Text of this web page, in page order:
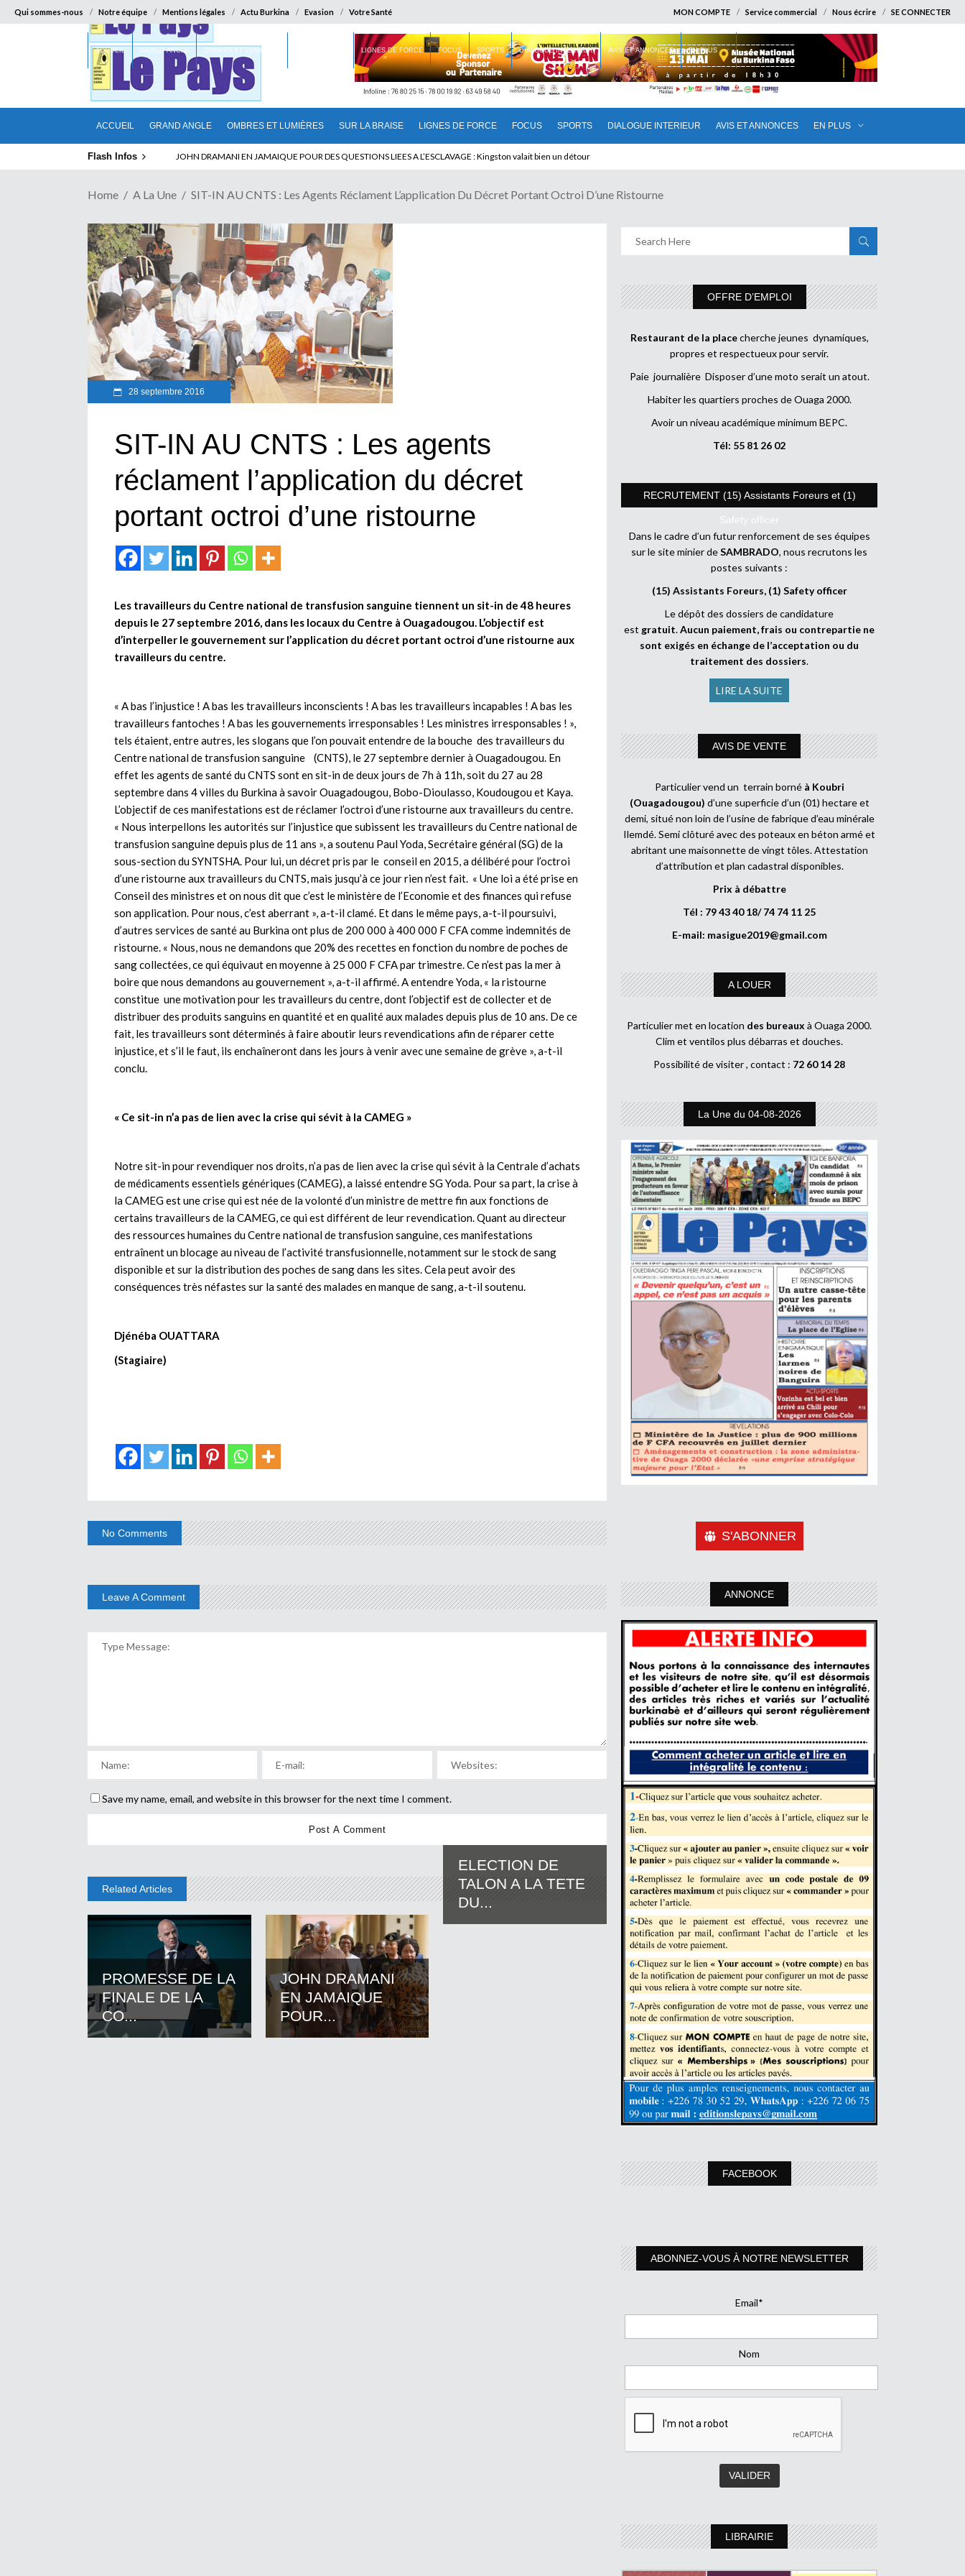
Qui sommes-nous Notre équipe Mentions légales Actu Burkina Evasion Votre Santé MON COMPTE Service commercial Nous écrire SE CONNECTER
ACCUEIL GRAND ANGLE OMBRES ET LUMIÈRES SUR LA BRAISE LIGNES DE FORCE FOCUS SPORTS DIALOGUE INTERIEUR AVIS ET ANNONCES EN PLUS
ACCUEIL GRAND ANGLE OMBRES ET LUMIÈRES LIGNES DE FORCE FOCUS SPORTS DIALOGUE INTERIEUR AVIS ET ANNONCES EN PLUS
Flash Infos ELECTION DE TALON A LA TETE DU SENAT BENINOIS : Quand Patrice quitte le pouvoir sans partir !
Home A La Une SIT-IN AU CNTS : Les Agents Réclament L’application Du Décret Portant Octroi D’une Ristourne
28 septembre 2016
SIT-IN AU CNTS : Les agents
réclament l’application du décret
portant octroi d’une ristourne
Les travailleurs du Centre national de transfusion sanguine tiennent un sit-in de 48 heures
depuis le 27 septembre 2016, dans les locaux du Centre à Ouagadougou. L’objectif est
d’interpeller le gouvernement sur l’application du décret portant octroi d’une ristourne aux
travailleurs du centre.
« A bas l’injustice ! A bas les travailleurs inconscients ! A bas les travailleurs incapables ! A bas les
travailleurs fantoches ! A bas les gouvernements irresponsables ! Les ministres irresponsables ! »,
tels étaient, entre autres, les slogans que l’on pouvait entendre de la bouche des travailleurs du
Centre national de transfusion sanguine (CNTS), le 27 septembre dernier à Ouagadougou. En
effet les agents de santé du CNTS sont en sit-in de deux jours de 7h à 11h, soit du 27 au 28
septembre dans 4 villes du Burkina à savoir Ouagadougou, Bobo-Dioulasso, Koudougou et Kaya.
L’objectif de ces manifestations est de réclamer l’octroi d’une ristourne aux travailleurs du centre.
« Nous interpellons les autorités sur l’injustice que subissent les travailleurs du Centre national de
transfusion sanguine depuis plus de 11 ans », a soutenu Paul Yoda, Secrétaire général (SG) de la
sous-section du SYNTSHA. Pour lui, un décret pris par le conseil en 2015, a délibéré pour l’octroi
d’une ristourne aux travailleurs du CNTS, mais jusqu’à ce jour rien n’est fait. « Une loi a été prise en
Conseil des ministres et on nous dit que c’est le ministère de l’Economie et des finances qui refuse
son application. Pour nous, c’est aberrant », a-t-il clamé. Et dans le même pays, a-t-il poursuivi,
d’autres services de santé au Burkina ont plus de 200 000 à 400 000 F CFA comme indemnités de
ristourne. « Nous, nous ne demandons que 20% des recettes en fonction du nombre de poches de
sang collectées, ce qui équivaut en moyenne à 25 000 F CFA par trimestre. Ce n’est pas la mer à
boire que nous demandons au gouvernement », a-t-il affirmé. A entendre Yoda, « la ristourne
constitue une motivation pour les travailleurs du centre, dont l’objectif est de collecter et de
distribuer des produits sanguins en quantité et en qualité aux malades depuis plus de 10 ans. De ce
fait, les travailleurs sont déterminés à faire aboutir leurs revendications afin de réparer cette
injustice, et s’il le faut, ils enchaîneront dans les jours à venir avec une semaine de grève », a-t-il
conclu.
« Ce sit-in n’a pas de lien avec la crise qui sévit à la CAMEG »
Notre sit-in pour revendiquer nos droits, n’a pas de lien avec la crise qui sévit à la Centrale d’achats
de médicaments essentiels génériques (CAMEG), a laissé entendre SG Yoda. Pour sa part, la crise à
la CAMEG est une crise qui est née de la volonté d’un ministre de mettre fin aux fonctions de
certains travailleurs de la CAMEG, ce qui est différent de leur revendication. Quant au directeur
des ressources humaines du Centre national de transfusion sanguine, ces manifestations
entraînent un blocage au niveau de l’activité transfusionnelle, notamment sur le stock de sang
disponible et sur la distribution des poches de sang dans les sites. Cela peut avoir des
conséquences très néfastes sur la santé des malades en manque de sang, a-t-il soutenu.
Djénéba OUATTARA
(Stagiaire)
No Comments
Leave A Comment
Save my name, email, and website in this browser for the next time I comment.
Related Articles
PROMESSE DE LA
FINALE DE LA
CO...
JOHN DRAMANI
EN JAMAIQUE
POUR...
ELECTION DE
TALON A LA TETE
DU...
OFFRE D’EMPLOI
Restaurant de la placecherche jeunes dynamiques,
propres et respectueux pour servir.
Paie journalière Disposer d’une moto serait un atout.
Habiter les quartiers proches de Ouaga 2000.
Avoir un niveau académique minimum BEPC.
Tél: 55 81 26 02
RECRUTEMENT (15) Assistants Foreurs et (1)
Safety officer
Dans le cadre d’un futur renforcement de ses équipes
sur le site minier deSAMBRADO, nous recrutons les
postes suivants :
(15) Assistants Foreurs, (1) Safety officer
Le dépôt des dossiers de candidature
est gratuit.Aucun paiement, frais ou contrepartie ne
sont exigés en échange de l’acceptation ou du
traitement des dossiers.
LIRE LA SUITE
AVIS DE VENTE
Particulier vend un terrain borné à Koubri
(Ouagadougou) d’une superficie d’un (01) hectare et
demi, situé non loin de l’usine de fabrique d’eau minérale
Ilemdé. Semi clôturé avec des poteaux en béton armé et
abritant une maisonnette de vingt tôles. Attestation
d’attribution et plan cadastral disponibles.
Prix à débattre
Tél : 79 43 40 18/ 74 74 11 25
E-mail: masigue2019@gmail.com
A LOUER
Particulier met en location des bureaux à Ouaga 2000.
Clim et ventilos plus débarras et douches.
Possibilité de visiter , contact : 72 60 14 28
La Une du 04-08-2026
S'ABONNER
ANNONCE
FACEBOOK
ABONNEZ-VOUS À NOTRE NEWSLETTER
Email*
Nom
LIBRAIRIE